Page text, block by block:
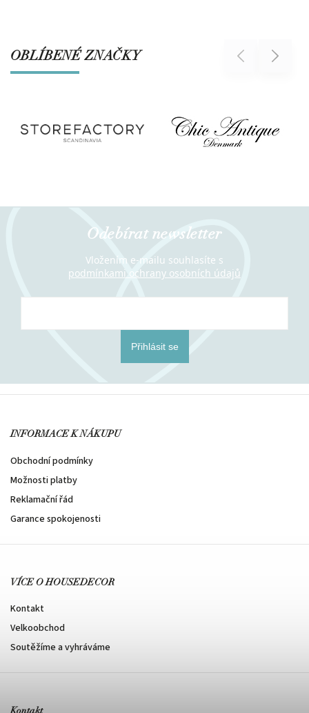
OBLÍBENÉ ZNAČKY Previous Next
Odebírat newsletter
Vložením e-mailu souhlasíte s
podmínkami ochrany osobních údajů
Přihlásit se
INFORMACE K NÁKUPU
Obchodní podmínky
Možnosti platby
Reklamační řád
Garance spokojenosti
VÍCE O HOUSEDECOR
Kontakt
Velkoobchod
Soutěžíme a vyhráváme